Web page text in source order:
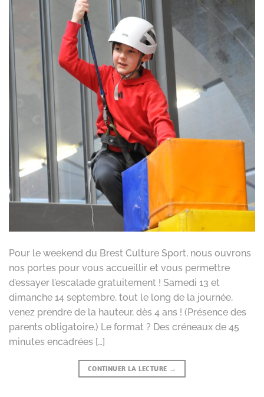
Pour le weekend du Brest Culture Sport, nous ouvrons
nos portes pour vous accueillir et vous permettre
d’essayer l’escalade gratuitement ! Samedi 13 et
dimanche 14 septembre, tout le long de la journée,
venez prendre de la hauteur, dès 4 ans ! (Présence des
parents obligatoire.) Le format ? Des créneaux de 45
minutes encadrées […]
CONTINUER LA LECTURE →